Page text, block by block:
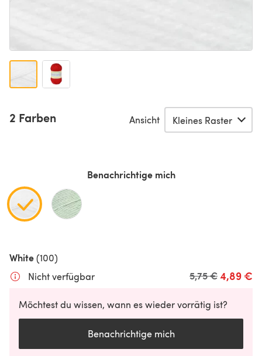
2 Farben Ansicht
Benachrichtige mich
White(100)
Nicht verfügbar
4,89 €
Alter Preis
5,75 €
Möchtest du wissen, wann es wieder vorrätig ist?
Benachrichtige mich